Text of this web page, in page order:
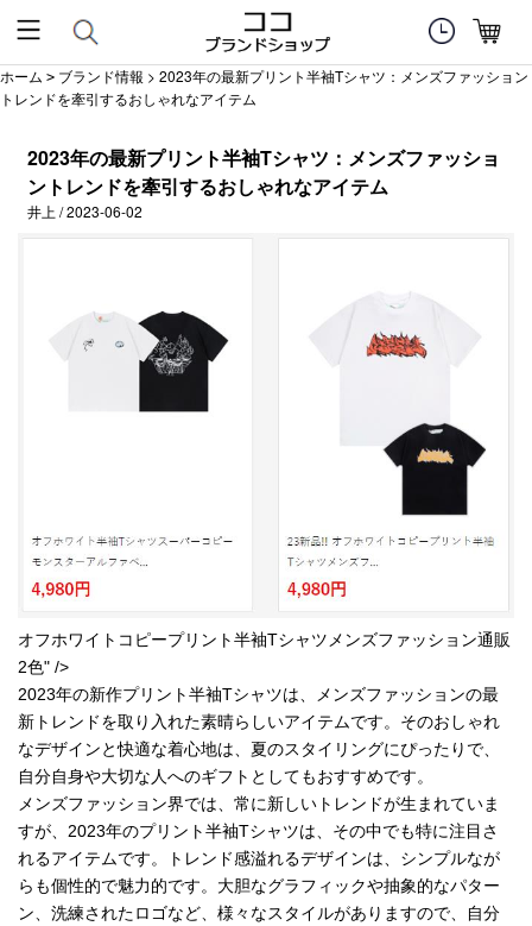
ホーム > ブランド情報 > 2023年の最新プリント半袖Tシャツ：メンズファッション
トレンドを牽引するおしゃれなアイテム
2023年の最新プリント半袖Tシャツ：メンズファッショ
ントレンドを牽引するおしゃれなアイテム
井上 / 2023-06-02
オフホワイトコピープリント半袖Tシャツメンズファッション通販
2色" />
2023年の新作プリント半袖Tシャツは、メンズファッションの最
新トレンドを取り入れた素晴らしいアイテムです。そのおしゃれ
なデザインと快適な着心地は、夏のスタイリングにぴったりで、
自分自身や大切な人へのギフトとしてもおすすめです。
メンズファッション界では、常に新しいトレンドが生まれていま
すが、2023年のプリント半袖Tシャツは、その中でも特に注目さ
れるアイテムです。トレンド感溢れるデザインは、シンプルなが
らも個性的で魅力的です。大胆なグラフィックや抽象的なパター
ン、洗練されたロゴなど、様々なスタイルがありますので、自分